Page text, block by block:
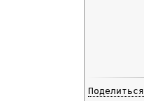
Поделиться